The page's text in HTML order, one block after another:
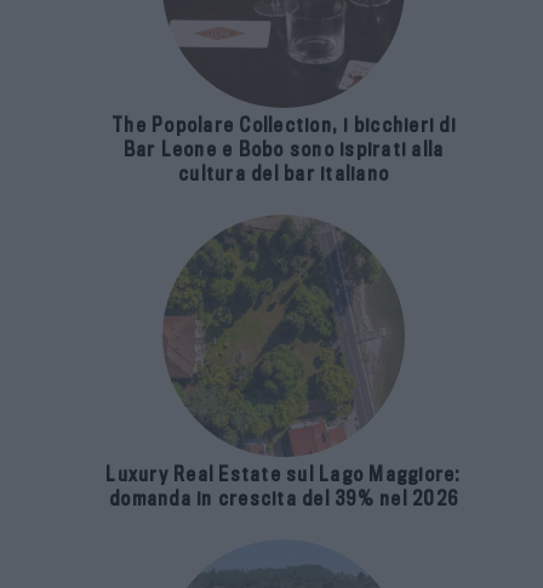
The Popolare Collection, i bicchieri di
Bar Leone e Bobo sono ispirati alla
cultura del bar italiano
Luxury Real Estate sul Lago Maggiore:
domanda in crescita del 39% nel 2026